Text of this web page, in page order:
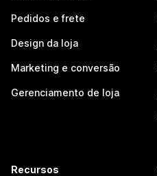
Pedidos e frete
Design da loja
Marketing e conversão
Gerenciamento de loja
Recursos